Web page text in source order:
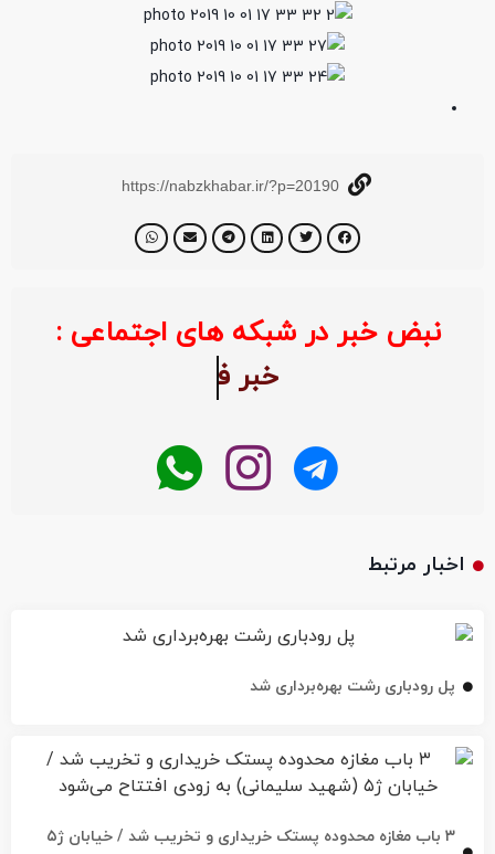
https://nabzkhabar.ir/?p=20190
نبض خبر در شبکه های اجتماعی :
پل رودباری رشت بهره‌برداری شد